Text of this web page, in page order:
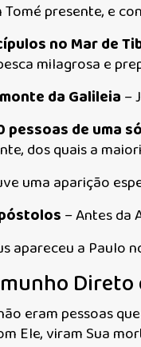
presente, e
no Mar de
milagrosa e
da Galileia–
pessoas de uma
dos quais a
uma aparição
– Antes da
apareceu a Paulo
eram pessoas
Ele, viram Sua